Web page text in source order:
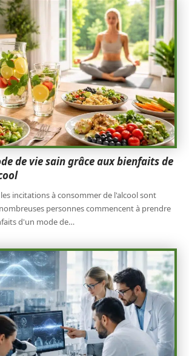
de vie sain grâce aux bienfaits de
incitations à consommer de l'alcool sont
personnes commencent à prendre
d'un mode de…